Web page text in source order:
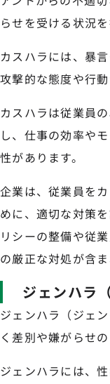
らせを受ける状況を
カスハラには、暴
攻撃的な態度や行動
カスハラは従業員
し、仕事の効率や
性があります。
企業は、従業員を
めに、適切な対策
リシーの整備や従
の厳正な対処が含ま
ジェンハラ
ジェンハラ（ジェ
く差別や嫌がらせの
ジェンハラには、